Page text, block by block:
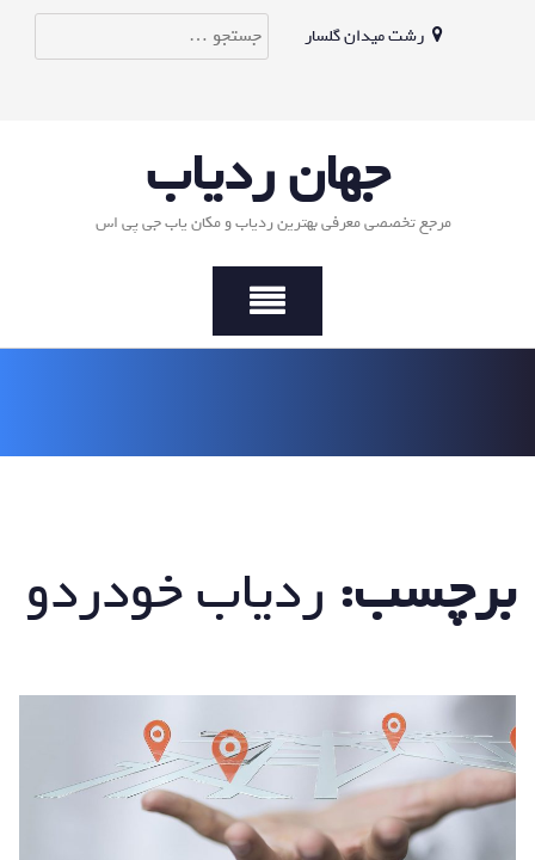
رشت میدان گلسار
جستجو
جهان ردیاب
مرجع تخصصی معرفی بهترین ردیاب و مکان یاب جی پی اس
برچسب: ردیاب خودردو